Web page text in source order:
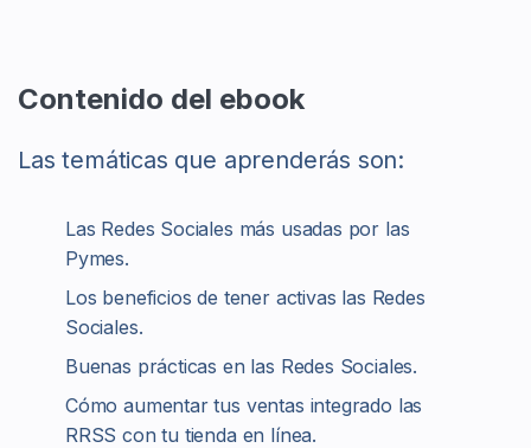
Contenido del ebook
Las temáticas que aprenderás son:
Las Redes Sociales más usadas por las
Pymes.
Los beneficios de tener activas las Redes
Sociales.
Buenas prácticas en las Redes Sociales.
Cómo aumentar tus ventas integrado las
RRSS con tu tienda en línea.